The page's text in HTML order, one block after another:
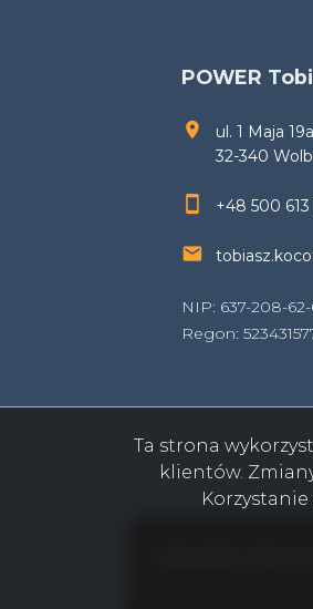
POWER
ul. 1 Maja 19a
32-340
+48 500 613
NIP: 637-208-
Regon:
Ta strona
klientów.